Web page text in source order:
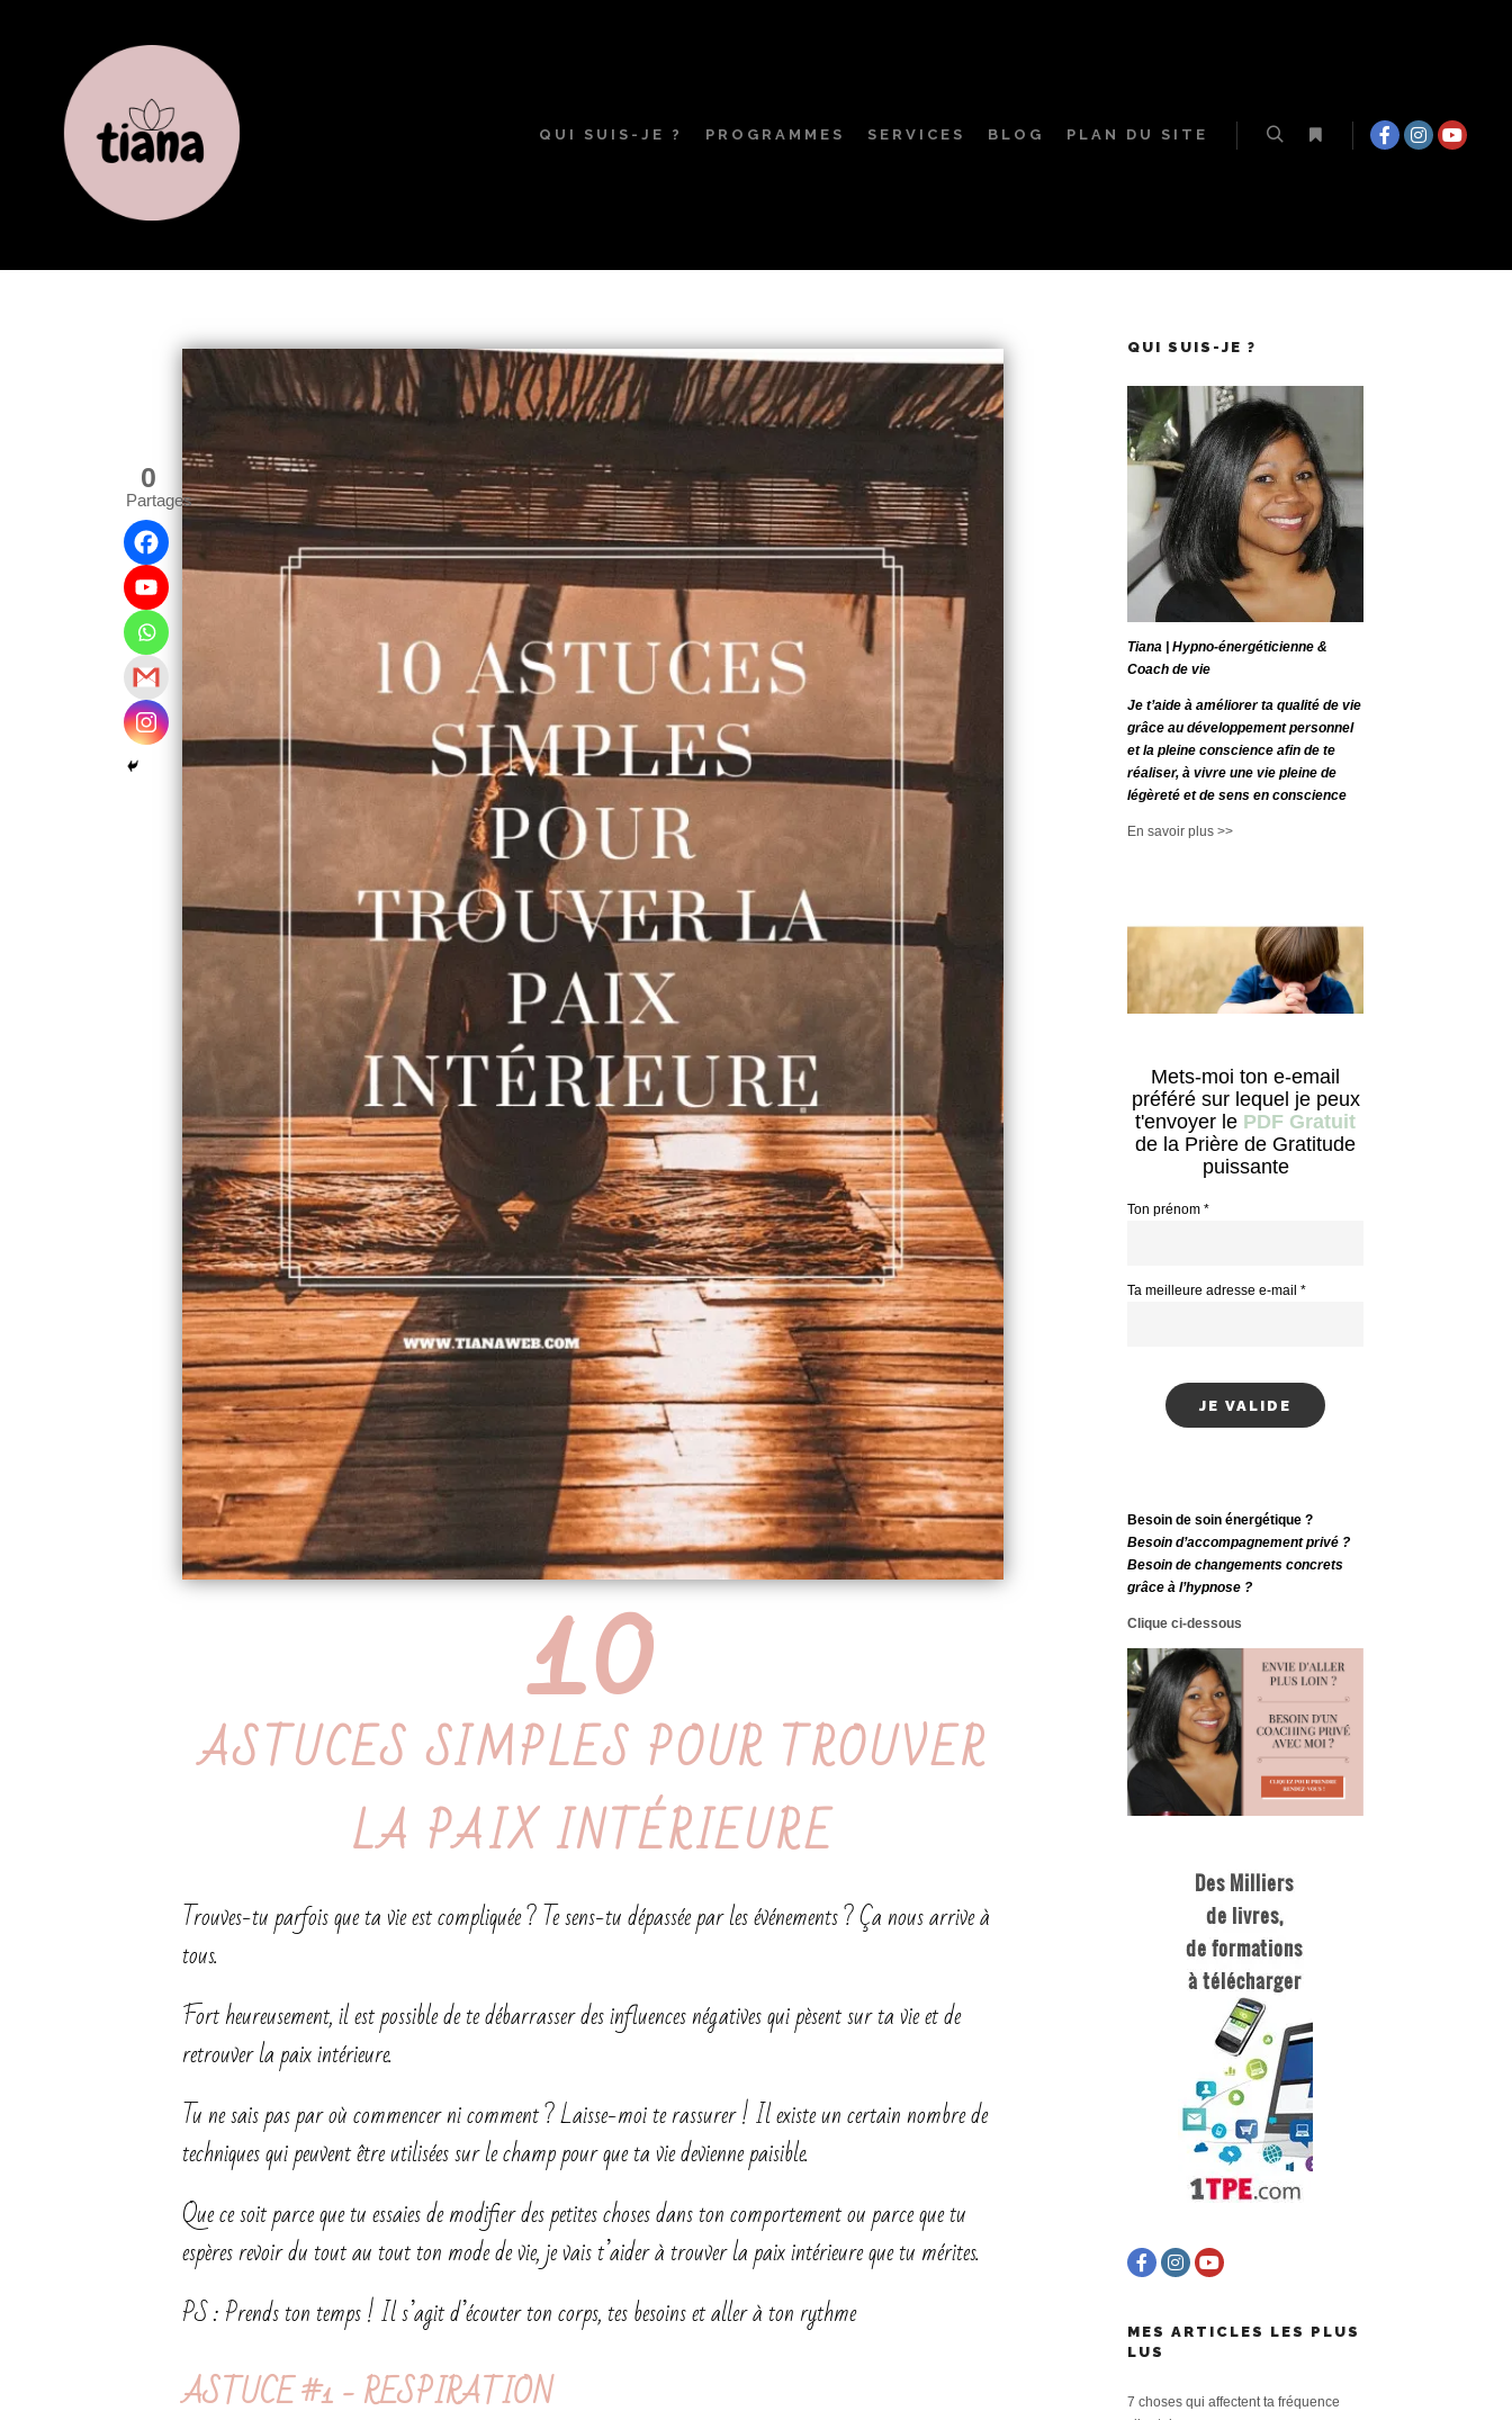
QUI SUIS-JE ? PROGRAMMES SERVICES BLOG PLAN DU SITE
10
ASTUCES SIMPLES POUR TROUVER
LA PAIX INTÉRIEURE
Trouves-tu parfois que ta vie est compliquée ? Te sens-tu dépassée par les événements ? Ça nous arrive à
tous.
Fort heureusement, il est possible de te débarrasser des influences négatives qui pèsent sur ta vie et de
retrouver la paix intérieure.
Tu ne sais pas par où commencer ni comment ? Laisse-moi te rassurer ! Il existe un certain nombre de
techniques qui peuvent être utilisées sur le champ pour que ta vie devienne paisible.
Que ce soit parce que tu essaies de modifier des petites choses dans ton comportement ou parce que tu
espères revoir du tout au tout ton mode de vie, je vais t’aider à trouver la paix intérieure que tu mérites.
PS : Prends ton temps ! Il s’agit d’écouter ton corps, tes besoins et aller à ton rythme
ASTUCE #1 - RESPIRATION
0
Partages
QUI SUIS-JE ?
Tiana | Hypno-énergéticienne &
Coach de vie
Je t’aide à améliorer ta qualité de vie
grâce au développement personnel
et la pleine conscience afin de te
réaliser, à vivre une vie pleine de
légèreté et de sens en conscience
En savoir plus >>
Mets-moi ton e-email
préféré sur lequel je peux
t'envoyer le PDF Gratuit
de la Prière de Gratitude
puissante
Ton prénom *
Ta meilleure adresse e-mail *
Besoin de soin énergétique ?
Besoin d’accompagnement privé ?
Besoin de changements concrets
grâce à l’hypnose ?
Clique ci-dessous
MES ARTICLES LES PLUS
LUS
7 choses qui affectent ta fréquence